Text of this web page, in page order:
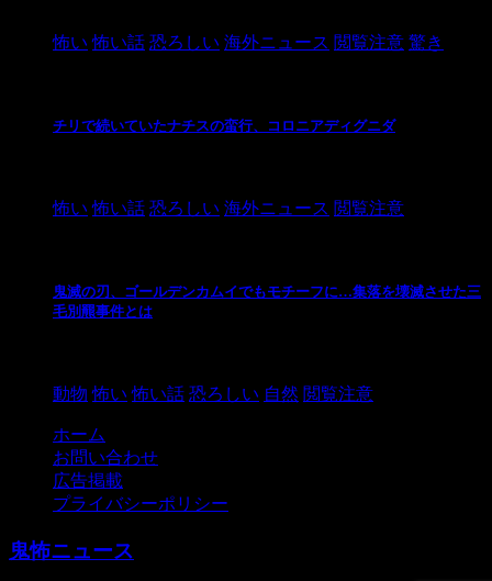
怖い 怖い話 恐ろしい 海外ニュース 閲覧注意 驚き
チリで続いていたナチスの蛮行、コロニアディグニダ
怖い 怖い話 恐ろしい 海外ニュース 閲覧注意
鬼滅の刃、ゴールデンカムイでもモチーフに…集落を壊滅させた三
毛別羆事件とは
動物 怖い 怖い話 恐ろしい 自然 閲覧注意
ホーム
お問い合わせ
広告掲載
プライバシーポリシー
鬼怖ニュース